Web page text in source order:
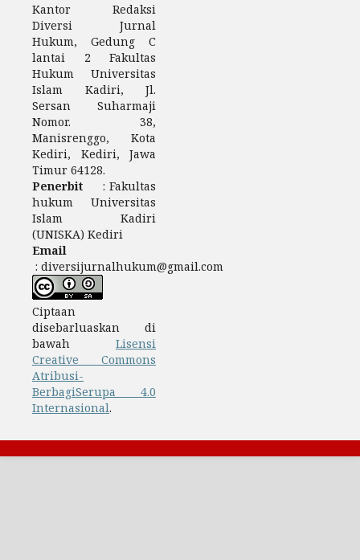
Kantor Redaksi
Diversi Jurnal
Hukum, Gedung C
lantai 2 Fakultas
Hukum Universitas
Islam Kadiri, Jl.
Sersan Suharmaji
Nomor. 38,
Manisrenggo, Kota
Kediri, Kediri, Jawa
Timur 64128.
Penerbit : Fakultas
hukum Universitas
Islam Kadiri
(UNISKA) Kediri
Email
: diversijurnalhukum@gmail.com
Ciptaan
disebarluaskan di
bawah Lisensi
Creative Commons
Atribusi-
BerbagiSerupa 4.0
Internasional.